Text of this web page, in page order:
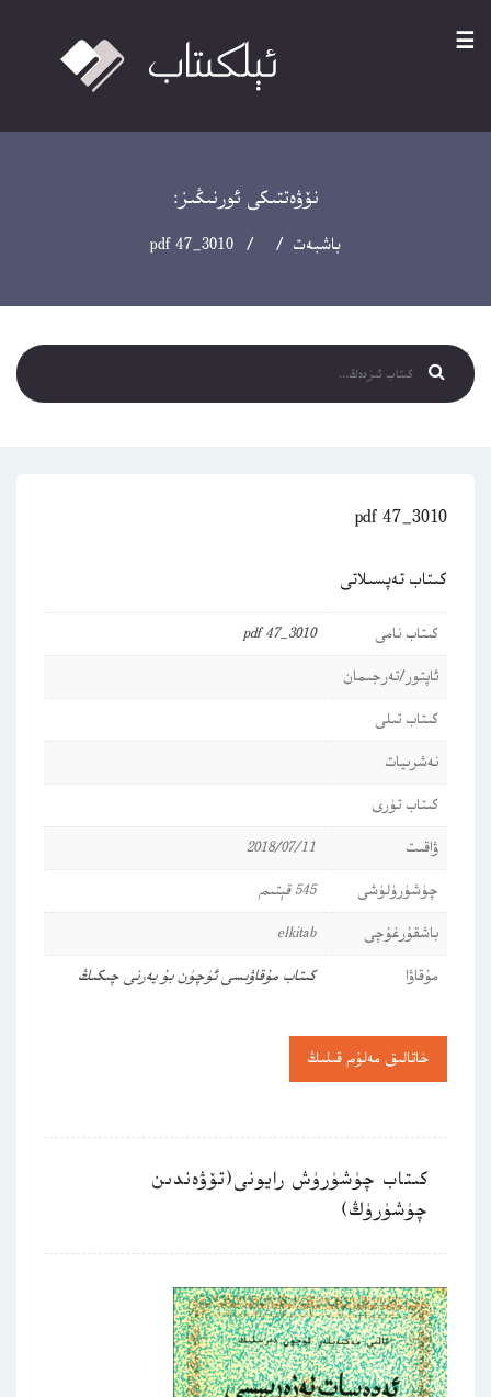
☰
نۆۋەتتىكى ئورنىڭىز:
باشبەت / / 3010_47 pdf
3010_47 pdf
كىتاب تەپسىلاتى
كىتاب نامى
3010_47 pdf
ئاپتور/تەرجىمان
كىتاب تىلى
نەشرىيات
كىتاب تۈرى
ۋاقىت
2018/07/11
چۈشۈرۈلۈشى
545 قېتىم
باشقۇرغۇچى
elkitab
مۇقاۋا
كىتاب مۇقاۋىسى ئۈچۈن بۇ يەرنى چىكىڭ
خاتالىق مەلۇم قىلىڭ
كىتاب چۈشۈرۈش رايونى(تۆۋەندىن
چۈشۈرۈڭ)